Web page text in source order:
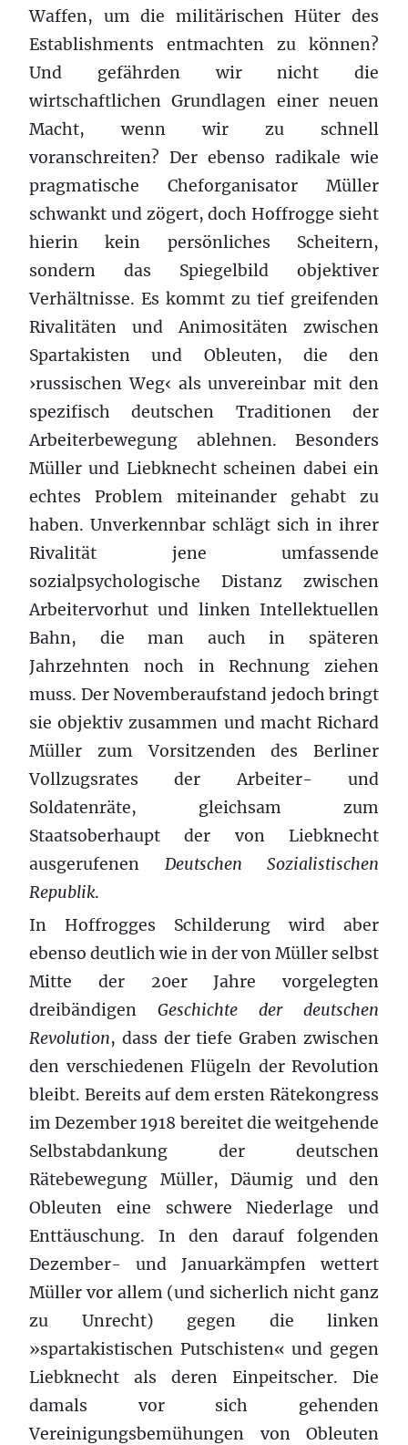
Waffen, um die militärischen Hüter des
Establishments entmachten zu können?
Und gefährden wir nicht die
wirtschaftlichen Grundlagen einer neuen
Macht, wenn wir zu schnell
voranschreiten? Der ebenso radikale wie
pragmatische Cheforganisator Müller
schwankt und zögert, doch Hoffrogge sieht
hierin kein persönliches Scheitern,
sondern das Spiegelbild objektiver
Verhältnisse. Es kommt zu tief greifenden
Rivalitäten und Animositäten zwischen
Spartakisten und Obleuten, die den
›russischen Weg‹ als unvereinbar mit den
spezifisch deutschen Traditionen der
Arbeiterbewegung ablehnen. Besonders
Müller und Liebknecht scheinen dabei ein
echtes Problem miteinander gehabt zu
haben. Unverkennbar schlägt sich in ihrer
Rivalität jene umfassende
sozialpsychologische Distanz zwischen
Arbeitervorhut und linken Intellektuellen
Bahn, die man auch in späteren
Jahrzehnten noch in Rechnung ziehen
muss. Der Novemberaufstand jedoch bringt
sie objektiv zusammen und macht Richard
Müller zum Vorsitzenden des Berliner
Vollzugsrates der Arbeiter- und
Soldatenräte, gleichsam zum
Staatsoberhaupt der von Liebknecht
ausgerufenen Deutschen Sozialistischen
Republik.
In Hoffrogges Schilderung wird aber
ebenso deutlich wie in der von Müller selbst
Mitte der 20er Jahre vorgelegten
dreibändigen Geschichte der deutschen
Revolution, dass der tiefe Graben zwischen
den verschiedenen Flügeln der Revolution
bleibt. Bereits auf dem ersten Rätekongress
im Dezember 1918 bereitet die weitgehende
Selbstabdankung der deutschen
Rätebewegung Müller, Däumig und den
Obleuten eine schwere Niederlage und
Enttäuschung. In den darauf folgenden
Dezember- und Januarkämpfen wettert
Müller vor allem (und sicherlich nicht ganz
zu Unrecht) gegen die linken
»spartakistischen Putschisten« und gegen
Liebknecht als deren Einpeitscher. Die
damals vor sich gehenden
Vereinigungsbemühungen von Obleuten